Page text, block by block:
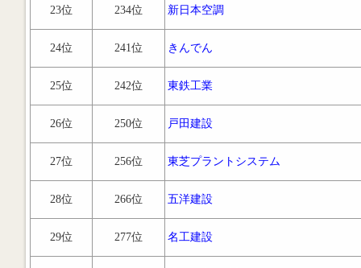
23位 234位 新日本空調
24位 241位 きんでん
25位 242位 東鉄工業
26位 250位 戸田建設
27位 256位 東芝プラントシステム
28位 266位 五洋建設
29位 277位 名工建設